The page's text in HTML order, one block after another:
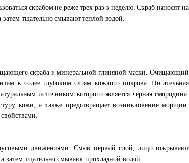
скрабом не реже трех раз в неделю. Скраб наносят на
тщательно смывают теплой водой.
скраба и минеральной глиняной маски. Очищающий
к более глубоким слоям кожного покрова. Питательная
источником которого является черная смородина.
кожи, а также предотвращает возникновение морщин.
движениями. Смыв первый слой, лицо покрывают
затем тщательно смывают прохладной водой.